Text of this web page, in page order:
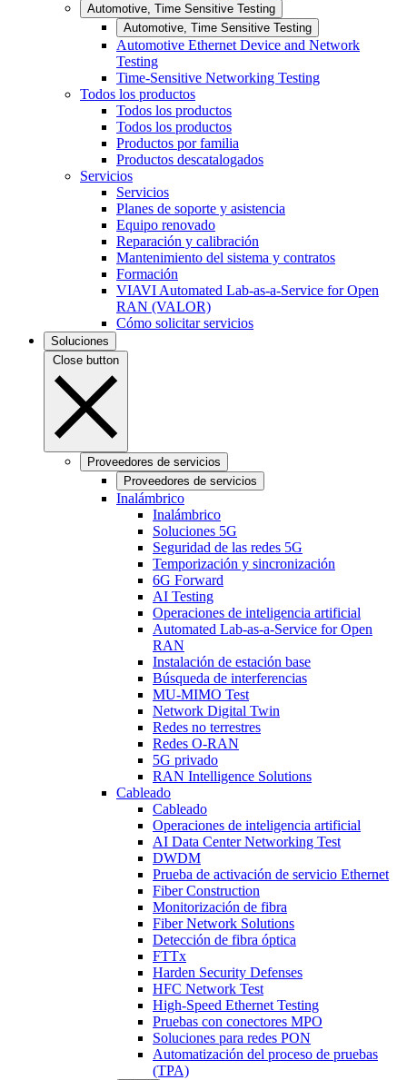
Automotive, Time Sensitive Testing
Automotive, Time Sensitive Testing
Automotive Ethernet Device and Network
Testing
Time-Sensitive Networking Testing
Todos los productos
Todos los productos
Todos los productos
Productos por familia
Productos descatalogados
Servicios
Servicios
Planes de soporte y asistencia
Equipo renovado
Reparación y calibración
Mantenimiento del sistema y contratos
Formación
VIAVI Automated Lab-as-a-Service for Open
RAN (VALOR)
Cómo solicitar servicios
Soluciones
Close button
Proveedores de servicios
Proveedores de servicios
Inalámbrico
Inalámbrico
Soluciones 5G
Seguridad de las redes 5G
Temporización y sincronización
6G Forward
AI Testing
Operaciones de inteligencia artificial
Automated Lab-as-a-Service for Open
RAN
Instalación de estación base
Búsqueda de interferencias
MU-MIMO Test
Network Digital Twin
Redes no terrestres
Redes O-RAN
5G privado
RAN Intelligence Solutions
Cableado
Cableado
Operaciones de inteligencia artificial
AI Data Center Networking Test
DWDM
Prueba de activación de servicio Ethernet
Fiber Construction
Monitorización de fibra
Fiber Network Solutions
Detección de fibra óptica
FTTx
Harden Security Defenses
HFC Network Test
High-Speed Ethernet Testing
Pruebas con conectores MPO
Soluciones para redes PON
Automatización del proceso de pruebas
(TPA)